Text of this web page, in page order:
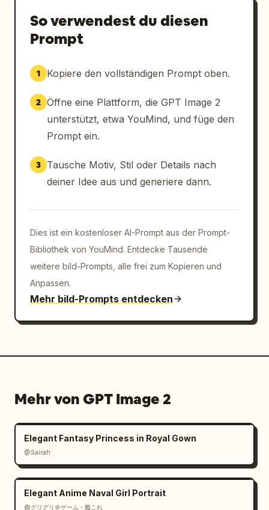
So verwendest du diesen
Prompt
1 Kopiere den vollständigen Prompt oben.
2 Öffne eine Plattform, die GPT Image 2
unterstützt, etwa YouMind, und füge den
Prompt ein.
3
Tausche Motiv, Stil oder Details nach
deiner Idee aus und generiere dann.
Dies ist ein kostenloser AI-Prompt aus der Prompt-
Bibliothek von YouMind. Entdecke Tausende
weitere bild-Prompts, alle frei zum Kopieren und
Anpassen.
Mehr bild-Prompts entdecken
Mehr von GPT Image 2
Elegant Fantasy Princess in Royal Gown
@Sairah
Elegant Anime Naval Girl Portrait
@グリグリ＠ゲーム・艦これ